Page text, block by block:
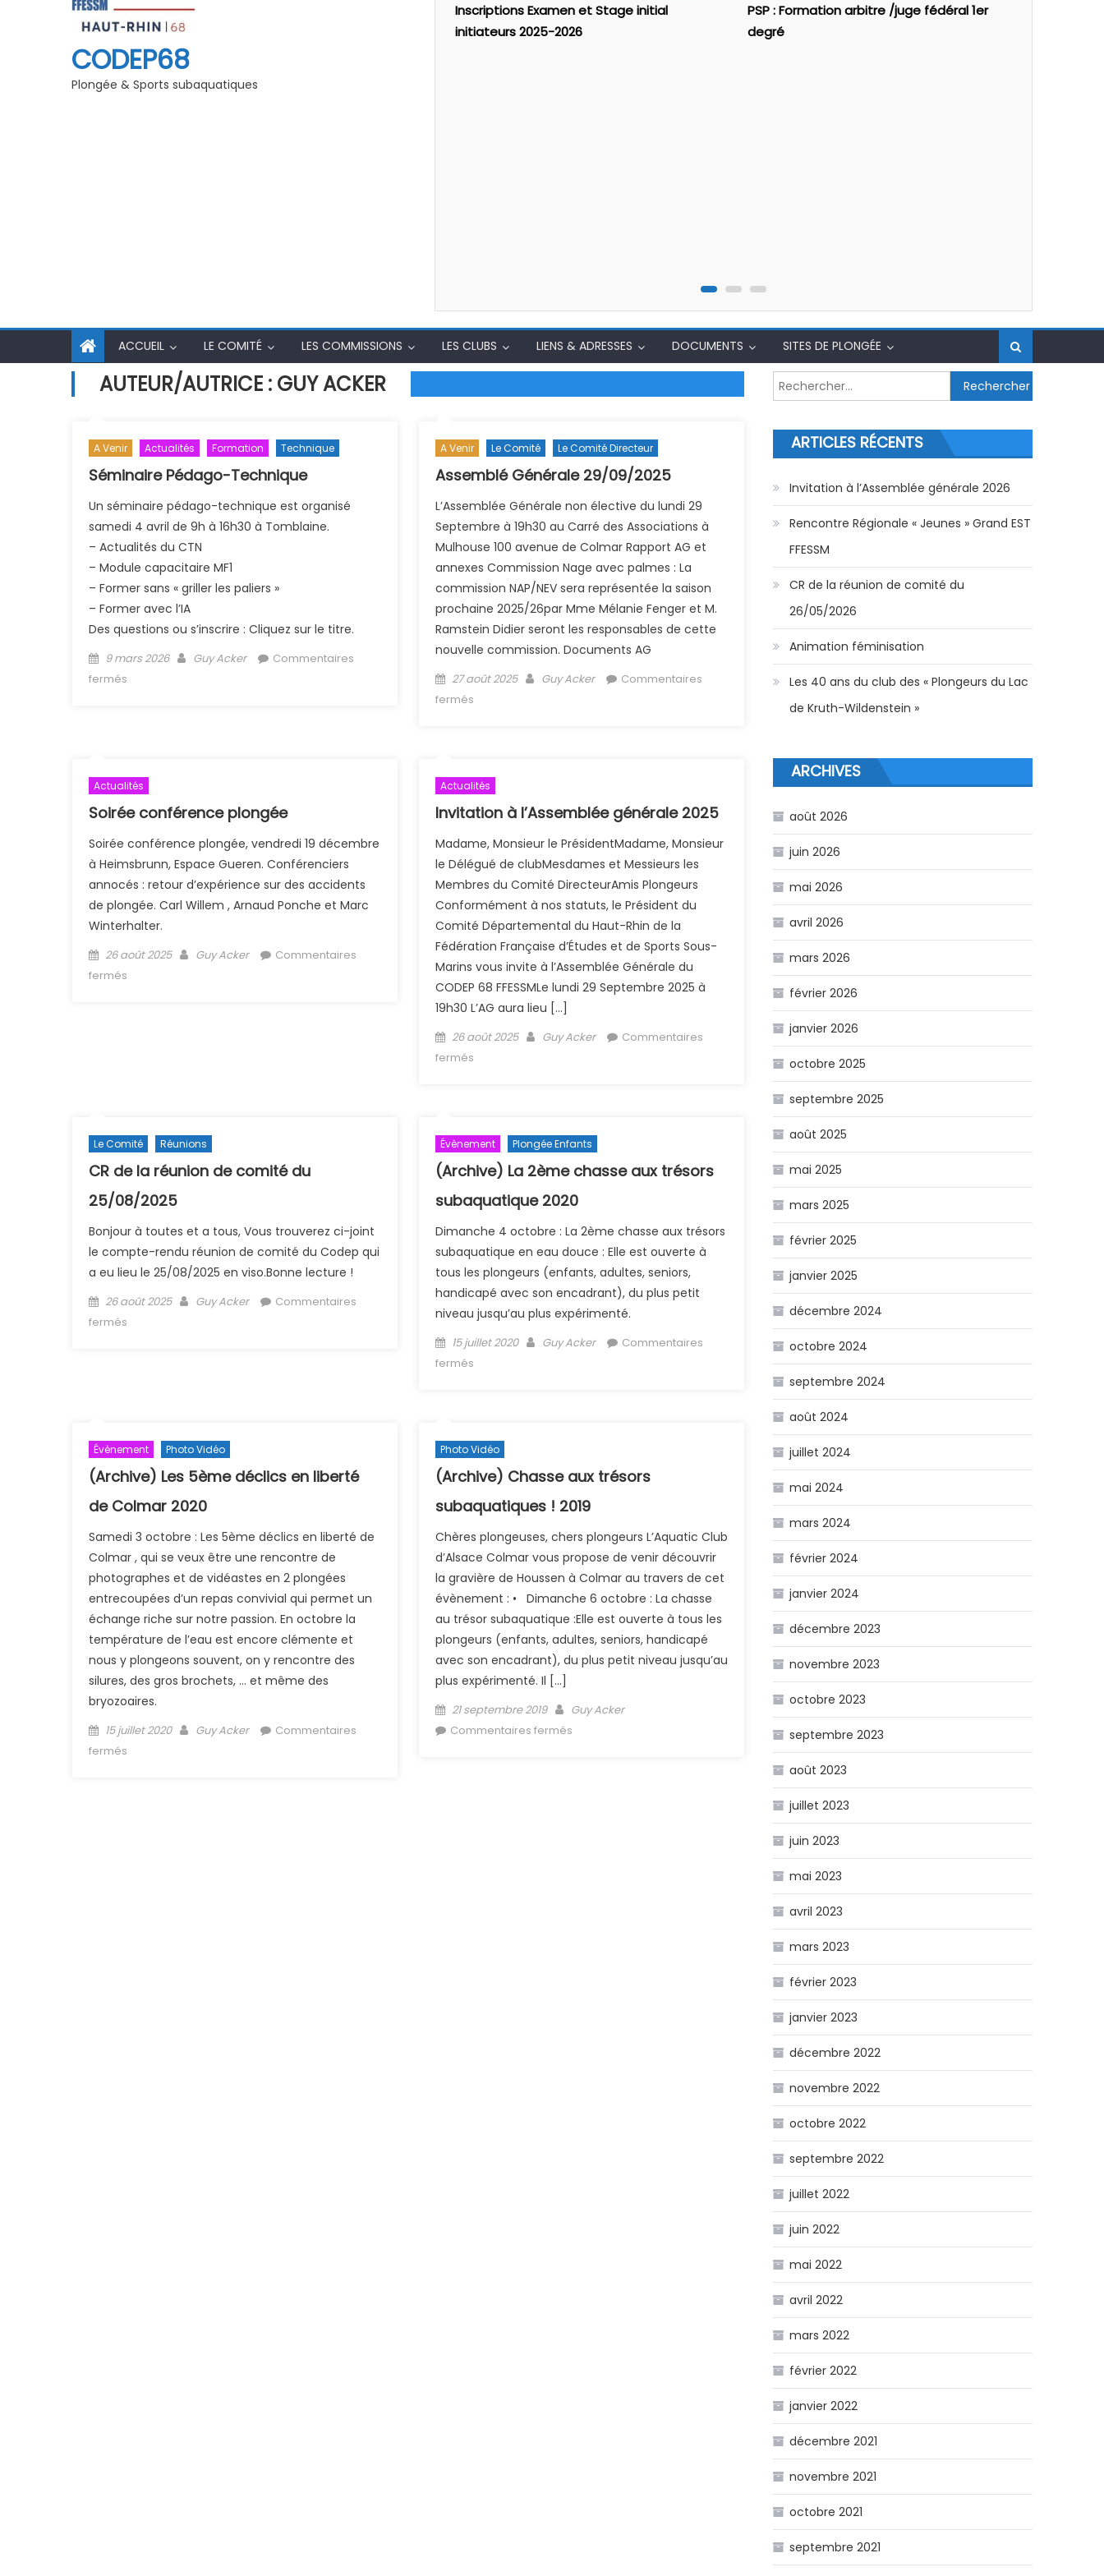
CODEP68
Plongée & Sports subaquatiques
Rencontre Régionale « Jeunes » Grand EST
FFESSM
Inscriptions Examen et Stage initial
initiateurs 2025-2026
PSP : Formation arbitre /juge fédéral 1er
degré
ACCUEIL LE COMITÉ LES COMMISSIONS LES CLUBS LIENS & ADRESSES DOCUMENTS SITES DE PLONGÉE
AUTEUR/AUTRICE : GUY ACKER
A Venir Actualités Formation Technique
Séminaire Pédago-Technique
Un séminaire pédago-technique est organisé
samedi 4 avril de 9h à 16h30 à Tomblaine.
– Actualités du CTN
– Module capacitaire MF1
– Former sans « griller les paliers »
– Former avec l’IA
Des questions ou s’inscrire : Cliquez sur le titre.
Posted on
9 mars 2026 Author
Guy Acker
Commentaires
fermés
A Venir Le Comité Le Comité Directeur
Assemblé Générale 29/09/2025
L’Assemblée Générale non élective du lundi 29
Septembre à 19h30 au Carré des Associations à
Mulhouse 100 avenue de Colmar Rapport AG et
annexes Commission Nage avec palmes : La
commission NAP/NEV sera représentée la saison
prochaine 2025/26par Mme Mélanie Fenger et M.
Ramstein Didier seront les responsables de cette
nouvelle commission. Documents AG
Posted on
27 août 2025 Author
Guy Acker
Commentaires
fermés
Actualités
Soirée conférence plongée
Soirée conférence plongée, vendredi 19 décembre
à Heimsbrunn, Espace Gueren. Conférenciers
annocés : retour d’expérience sur des accidents
de plongée. Carl Willem , Arnaud Ponche et Marc
Winterhalter.
Posted on
26 août 2025 Author
Guy Acker
Commentaires
fermés
Actualités
Invitation à l’Assemblée générale 2025
Madame, Monsieur le PrésidentMadame, Monsieur
le Délégué de clubMesdames et Messieurs les
Membres du Comité DirecteurAmis Plongeurs
Conformément à nos statuts, le Président du
Comité Départemental du Haut-Rhin de la
Fédération Française d’Études et de Sports Sous-
Marins vous invite à l’Assemblée Générale du
CODEP 68 FFESSMLe lundi 29 Septembre 2025 à
19h30 L’AG aura lieu […]
Posted on
26 août 2025 Author
Guy Acker
Commentaires
fermés
Le Comité Réunions
CR de la réunion de comité du
25/08/2025
Bonjour à toutes et a tous, Vous trouverez ci-joint
le compte-rendu réunion de comité du Codep qui
a eu lieu le 25/08/2025 en viso.Bonne lecture !
Posted on
26 août 2025 Author
Guy Acker
Commentaires
fermés
Évènement Plongée Enfants
(Archive) La 2ème chasse aux trésors
subaquatique 2020
Dimanche 4 octobre : La 2ème chasse aux trésors
subaquatique en eau douce : Elle est ouverte à
tous les plongeurs (enfants, adultes, seniors,
handicapé avec son encadrant), du plus petit
niveau jusqu’au plus expérimenté.
Posted on
15 juillet 2020 Author
Guy Acker
Commentaires
fermés
Évènement Photo Vidéo
(Archive) Les 5ème déclics en liberté
de Colmar 2020
Samedi 3 octobre : Les 5ème déclics en liberté de
Colmar , qui se veux être une rencontre de
photographes et de vidéastes en 2 plongées
entrecoupées d’un repas convivial qui permet un
échange riche sur notre passion. En octobre la
température de l’eau est encore clémente et
nous y plongeons souvent, on y rencontre des
silures, des gros brochets, … et même des
bryozoaires.
Posted on
15 juillet 2020 Author
Guy Acker
Commentaires
fermés
Photo Vidéo
(Archive) Chasse aux trésors
subaquatiques ! 2019
Chères plongeuses, chers plongeurs L’Aquatic Club
d’Alsace Colmar vous propose de venir découvrir
la gravière de Houssen à Colmar au travers de cet
évènement : • Dimanche 6 octobre : La chasse
au trésor subaquatique :Elle est ouverte à tous les
plongeurs (enfants, adultes, seniors, handicapé
avec son encadrant), du plus petit niveau jusqu’au
plus expérimenté. Il […]
Posted on
21 septembre 2019 Author
Guy Acker
Commentaires fermés
Rechercher :
ARTICLES RÉCENTS
Invitation à l’Assemblée générale 2026
Rencontre Régionale « Jeunes » Grand EST
FFESSM
CR de la réunion de comité du
26/05/2026
Animation féminisation
Les 40 ans du club des « Plongeurs du Lac
de Kruth-Wildenstein »
ARCHIVES
août 2026
juin 2026
mai 2026
avril 2026
mars 2026
février 2026
janvier 2026
octobre 2025
septembre 2025
août 2025
mai 2025
mars 2025
février 2025
janvier 2025
décembre 2024
octobre 2024
septembre 2024
août 2024
juillet 2024
mai 2024
mars 2024
février 2024
janvier 2024
décembre 2023
novembre 2023
octobre 2023
septembre 2023
août 2023
juillet 2023
juin 2023
mai 2023
avril 2023
mars 2023
février 2023
janvier 2023
décembre 2022
novembre 2022
octobre 2022
septembre 2022
juillet 2022
juin 2022
mai 2022
avril 2022
mars 2022
février 2022
janvier 2022
décembre 2021
novembre 2021
octobre 2021
septembre 2021